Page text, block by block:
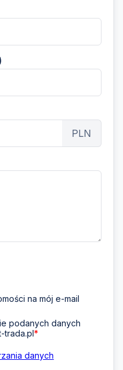
PLN
na mój e-mail
podanych danych
trada.pl*
danych